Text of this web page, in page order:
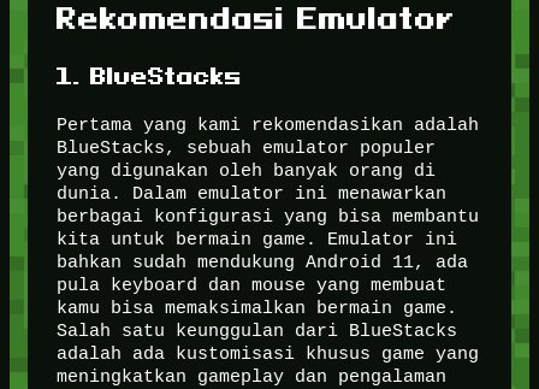
Rekomendasi Emulator
1. BlueStacks
Pertama yang kami rekomendasikan adalah
BlueStacks, sebuah emulator populer
yang digunakan oleh banyak orang di
dunia. Dalam emulator ini menawarkan
berbagai konfigurasi yang bisa membantu
kita untuk bermain game. Emulator ini
bahkan sudah mendukung Android 11, ada
pula keyboard dan mouse yang membuat
kamu bisa memaksimalkan bermain game.
Salah satu keunggulan dari BlueStacks
adalah ada kustomisasi khusus game yang
meningkatkan gameplay dan pengalaman